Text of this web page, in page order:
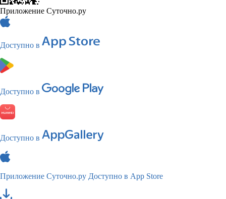
Приложение Суточно.ру
Доступно в
Доступно в
Доступно в
Приложение Суточно.ру Доступно в App Store